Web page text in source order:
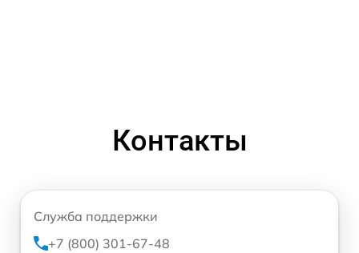
Контакты
Служба поддержки
+7 (800) 301-67-48